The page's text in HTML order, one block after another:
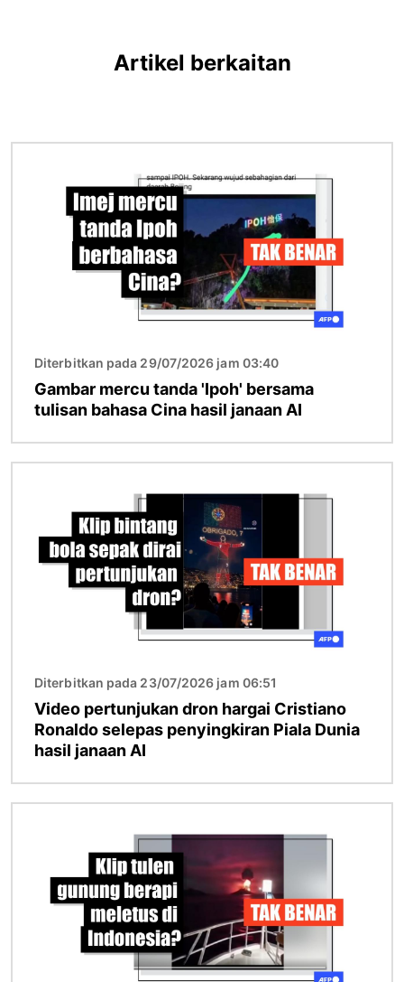
Artikel berkaitan
Diterbitkan pada 29/07/2026 jam 03:40
Gambar mercu tanda 'Ipoh' bersama
tulisan bahasa Cina hasil janaan AI
Diterbitkan pada 23/07/2026 jam 06:51
Video pertunjukan dron hargai Cristiano
Ronaldo selepas penyingkiran Piala Dunia
hasil janaan AI